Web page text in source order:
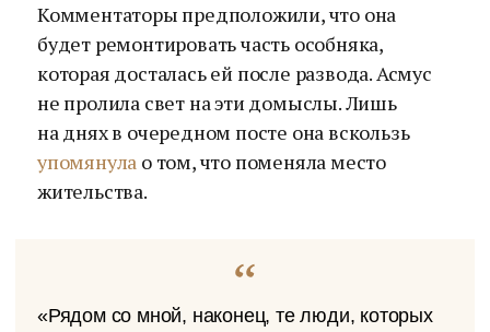
Комментаторы предположили, что она
будет ремонтировать часть особняка,
которая досталась ей после развода. Асмус
не пролила свет на эти домыслы. Лишь
на днях в очередном посте она вскользь
упомянула о том, что поменяла место
жительства.
«Рядом со мной, наконец, те люди, которых